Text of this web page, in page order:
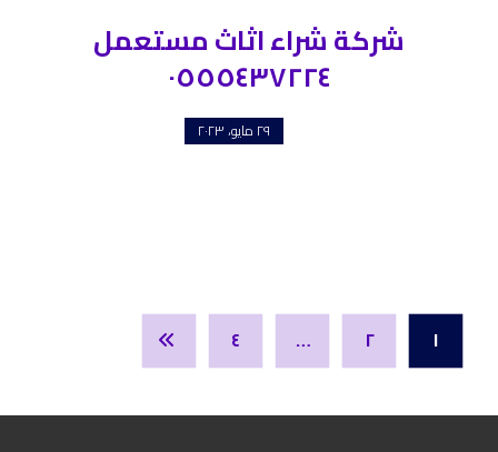
شركة شراء اثاث مستعمل
٠٥٥٥٤٣٧٢٢٤
٢٩ مايو، ٢٠٢٣
١ ٢ … ٤